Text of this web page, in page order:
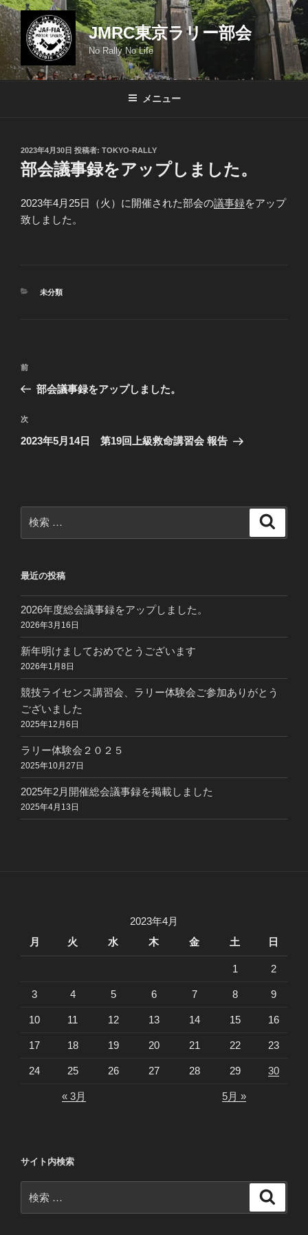
コ
ン
テ
ン
ツ
JMRC東京ラリー部会
No Rally No Life
メニュー
投
稿
日:
2023年4月30日 投稿者: TOKYO-RALLY
部会議事録をアップしました。
2023年4月25日（火）に開催された部会の議事録をアップ
致しました。
カ
未分類
投
ビ
ゲ
ン
過
去
投
稿
前
部会議事録をアップしました。
次
の
次
2023年5月14日 第19回上級救命講習会 報告
索:
最近の投稿
2026年度総会議事録をアップしました。
2026年3月16日
新年明けましておめでとうございます
2026年1月8日
競技ライセンス講習会、ラリー体験会ご参加ありがとう
ございました
2025年12月6日
ラリー体験会２０２５
2025年10月27日
2025年2月開催総会議事録を掲載しました
2025年4月13日
2023年4月
月
火 水 木 金 土 日
1 2
3 4 5 6 7 8 9
10 11 12 13 14 15 16
17 18 19 20 21 22 23
24 25 26 27 28 29 30
« 3月 5月 »
サイト内検索
索: